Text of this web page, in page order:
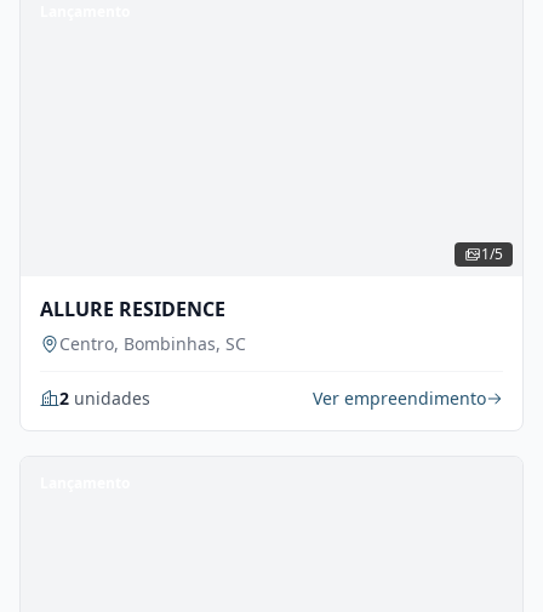
1/5
ALLURE RESIDENCE
Centro, Bombinhas, SC
2 unidades Ver empreendimento